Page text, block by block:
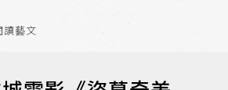
讀藝文